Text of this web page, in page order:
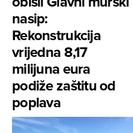
nasip:
Rekonstrukcija
vrijedna 8,17
milijuna eura
podiže zaštitu od
poplava